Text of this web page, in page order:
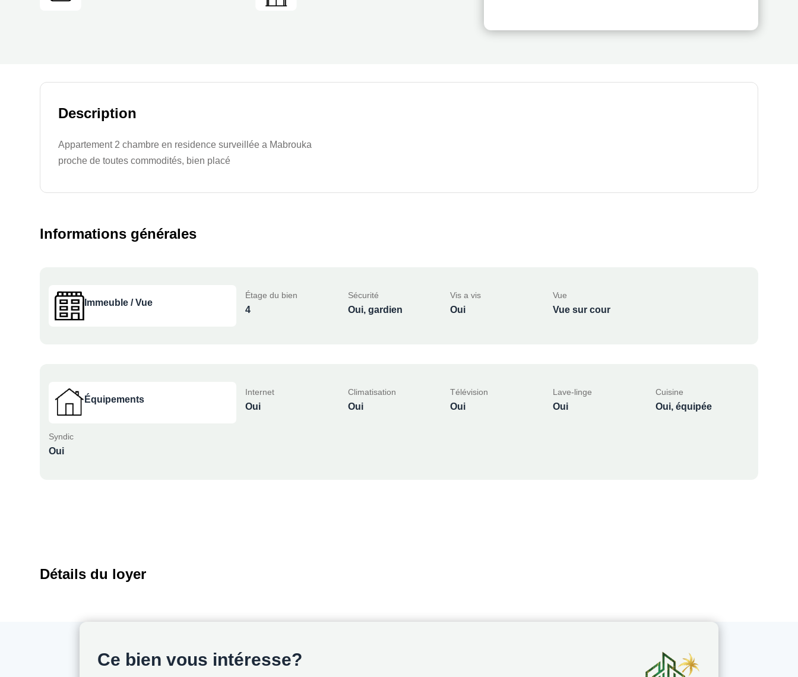
Description
Appartement 2 chambre en residence surveillée a Mabrouka
proche de toutes commodités, bien placé
Informations générales
Immeuble / Vue
Étage du bien
4
Sécurité
Oui, gardien
Vis a vis
Oui
Vue
Vue sur cour
Équipements
Internet
Oui
Climatisation
Oui
Télévision
Oui
Lave-linge
Oui
Cuisine
Oui, équipée
Syndic
Oui
Détails du loyer
Ce bien vous intéresse?